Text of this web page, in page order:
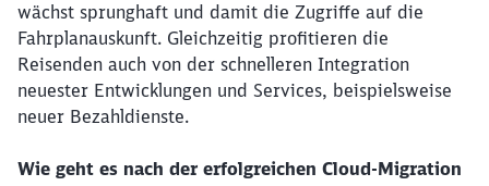
wächst sprunghaft und damit die Zugriffe auf die
Fahrplanauskunft. Gleichzeitig profitieren die
Reisenden auch von der schnelleren Integration
neuester Entwicklungen und Services, beispielsweise
neuer Bezahldienste.
Wie geht es nach der erfolgreichen Cloud-Migration